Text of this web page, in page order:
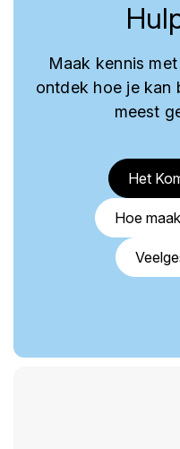
Maak kennis
ontdek hoe je kan
meest
Het
Hoe